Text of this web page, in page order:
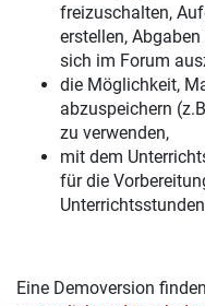
freizuschalten,
erstellen,
sich im Forum
die Möglichkeit,
abzuspeichern
zu verwenden,
mit dem
für die
Eine Demoversion